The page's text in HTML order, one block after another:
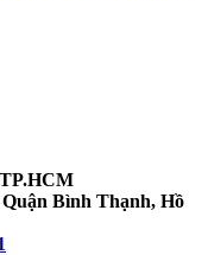
Bình Thạnh, Hồ